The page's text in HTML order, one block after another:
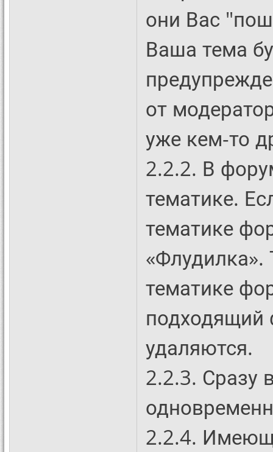
они Вас
Ваша тема
от
уже кем-то
2.2.2. В
тематике.
тематике
тематике
подходящий
удаляются.
2.2.3. Сразу
2.2.4.